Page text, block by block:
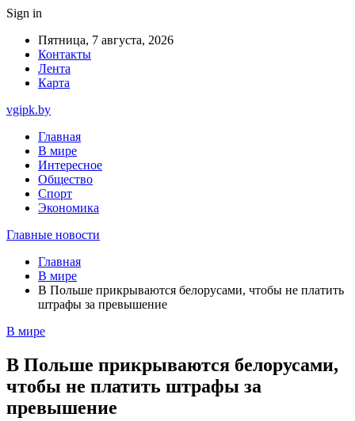
Sign in
Пятница, 7 августа, 2026
Контакты
Лента
Карта
vgipk.by
Главная
В мире
Интересное
Общество
Спорт
Экономика
Главные новости
Главная
В мире
В Польше прикрываются белорусами, чтобы не платить
штрафы за превышение
В мире
В Польше прикрываются белорусами,
чтобы не платить штрафы за
превышение